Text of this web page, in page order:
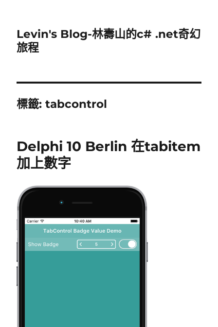
Levin's Blog-林壽山的c# .net奇幻
旅程
標籤:tabcontrol
Delphi 10 Berlin 在tabitem
加上數字